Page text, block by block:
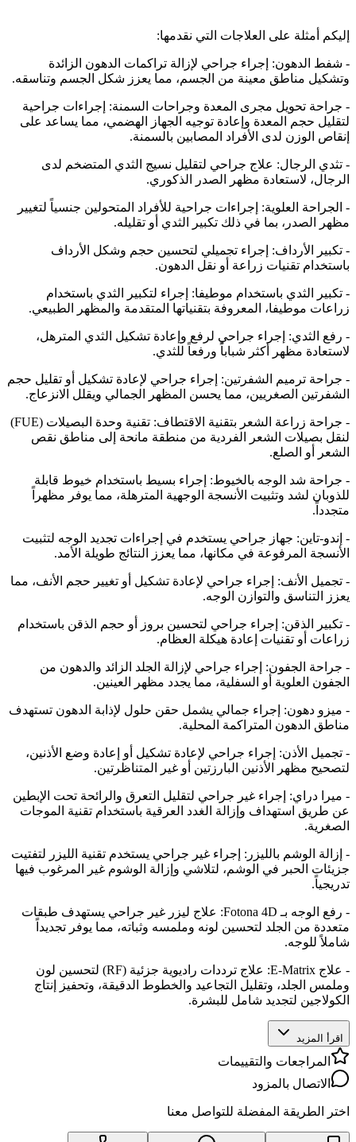
إليكم أمثلة على العلاجات التي نقدمها:
- شفط الدهون: إجراء جراحي لإزالة تراكمات الدهون الزائدة
وتشكيل مناطق معينة من الجسم، مما يعزز شكل الجسم وتناسقه.
- جراحة تحويل مجرى المعدة وجراحات السمنة: إجراءات جراحية
لتقليل حجم المعدة وإعادة توجيه الجهاز الهضمي، مما يساعد على
إنقاص الوزن لدى الأفراد المصابين بالسمنة.
- تثدي الرجال: علاج جراحي لتقليل نسيج الثدي المتضخم لدى
الرجال، لاستعادة مظهر الصدر الذكوري.
- الجراحة العلوية: إجراءات جراحية للأفراد المتحولين جنسياً لتغيير
مظهر الصدر، بما في ذلك تكبير الثدي أو تقليله.
- تكبير الأرداف: إجراء تجميلي لتحسين حجم وشكل الأرداف
باستخدام تقنيات زراعة أو نقل الدهون.
- تكبير الثدي باستخدام موطيفا: إجراء لتكبير الثدي باستخدام
زراعات موطيفا، المعروفة بتقنياتها المتقدمة والمظهر الطبيعي.
- رفع الثدي: إجراء جراحي لرفع وإعادة تشكيل الثدي المترهل،
لاستعادة مظهر أكثر شباباً ورفعاً للثدي.
- جراحة ترميم الشفرتين: إجراء جراحي لإعادة تشكيل أو تقليل حجم
الشفرتين الصغريين، مما يحسن المظهر الجمالي ويقلل الانزعاج.
- جراحة زراعة الشعر بتقنية الاقتطاف: تقنية وحدة البصيلات (FUE)
لنقل بصيلات الشعر الفردية من منطقة مانحة إلى مناطق نقص
الشعر أو الصلع.
- جراحة شد الوجه بالخيوط: إجراء بسيط باستخدام خيوط قابلة
للذوبان لشد وتثبيت الأنسجة الوجهية المترهلة، مما يوفر مظهراً
متجدداً.
- إندو-تاين: جهاز جراحي يستخدم في إجراءات تجديد الوجه لتثبيت
الأنسجة المرفوعة في مكانها، مما يعزز النتائج طويلة الأمد.
- تجميل الأنف: إجراء جراحي لإعادة تشكيل أو تغيير حجم الأنف، مما
يعزز التناسق والتوازن الوجه.
- تكبير الذقن: إجراء جراحي لتحسين بروز أو حجم الذقن باستخدام
زراعات أو تقنيات إعادة هيكلة العظام.
- جراحة الجفون: إجراء جراحي لإزالة الجلد الزائد والدهون من
الجفون العلوية أو السفلية، مما يجدد مظهر العينين.
- ميزو دهون: إجراء جمالي يشمل حقن حلول لإذابة الدهون تستهدف
مناطق الدهون المتراكمة المحلية.
- تجميل الأذن: إجراء جراحي لإعادة تشكيل أو إعادة وضع الأذنين،
لتصحيح مظهر الأذنين البارزتين أو غير المتناظرتين.
- ميرا دراي: إجراء غير جراحي لتقليل التعرق والرائحة تحت الإبطين
عن طريق استهداف وإزالة الغدد العرقية باستخدام تقنية الموجات
الصغرية.
- إزالة الوشم بالليزر: إجراء غير جراحي يستخدم تقنية الليزر لتفتيت
جزيئات الحبر في الوشم، لتلاشي وإزالة الوشوم غير المرغوب فيها
تدريجياً.
- رفع الوجه بـ Fotona 4D: علاج ليزر غير جراحي يستهدف طبقات
متعددة من الجلد لتحسين لونه وملمسه وثباته، مما يوفر تجديداً
شاملاً للوجه.
- علاج E-Matrix: علاج ترددات راديوية جزئية (RF) لتحسين لون
وملمس الجلد، وتقليل التجاعيد والخطوط الدقيقة، وتحفيز إنتاج
الكولاجين لتجديد شامل للبشرة.
اقرأ المزيد
المراجعات والتقييمات
الاتصال بالمزود
اختر الطريقة المفضلة للتواصل معنا